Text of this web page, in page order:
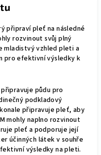
připraví pleť na následné
rozvinout svůj plný
mladistvý vzhled pleti a
pro efektivní výsledky k
půdu pro
podkladový
připravuje pleť, aby
mohly naplno rozvinout
pleť a podporuje její
účinných látek v souhře
výsledky na pleti.